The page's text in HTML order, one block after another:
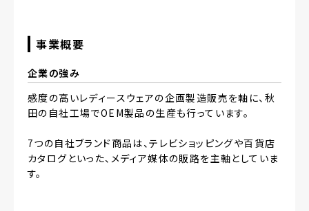
事業概要
企業の強み
感度の高いレディースウェアの企画製造販売を軸に、秋
田の自社工場でOEM製品の生産も行っています。
7つの自社ブランド商品は、テレビショッピングや百貨店
カタログといった、メディア媒体の販路を主軸としていま
す。